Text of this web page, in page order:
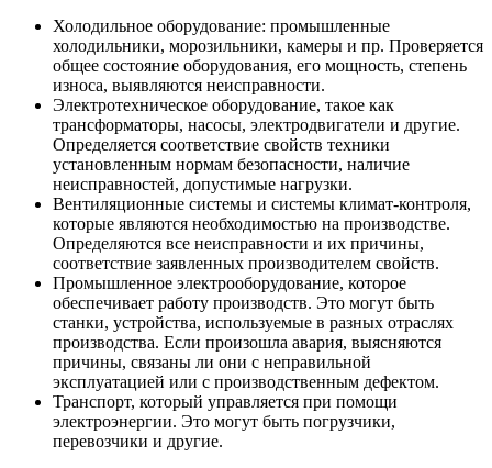
Холодильное оборудование: промышленные
холодильники, морозильники, камеры и пр. Проверяется
общее состояние оборудования, его мощность, степень
износа, выявляются неисправности.
Электротехническое оборудование, такое как
трансформаторы, насосы, электродвигатели и другие.
Определяется соответствие свойств техники
установленным нормам безопасности, наличие
неисправностей, допустимые нагрузки.
Вентиляционные системы и системы климат-контроля,
которые являются необходимостью на производстве.
Определяются все неисправности и их причины,
соответствие заявленных производителем свойств.
Промышленное электрооборудование, которое
обеспечивает работу производств. Это могут быть
станки, устройства, используемые в разных отраслях
производства. Если произошла авария, выясняются
причины, связаны ли они с неправильной
эксплуатацией или с производственным дефектом.
Транспорт, который управляется при помощи
электроэнергии. Это могут быть погрузчики,
перевозчики и другие.